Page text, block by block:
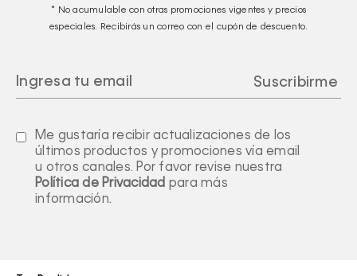
* No acumulable con otras promociones vigentes y precios
especiales. Recibirás un correo con el cupón de descuento.
Me gustaría recibir actualizaciones de los
últimos productos y promociones vía email
u otros canales. Por favor revise nuestra
Política de Privacidad para más
información.